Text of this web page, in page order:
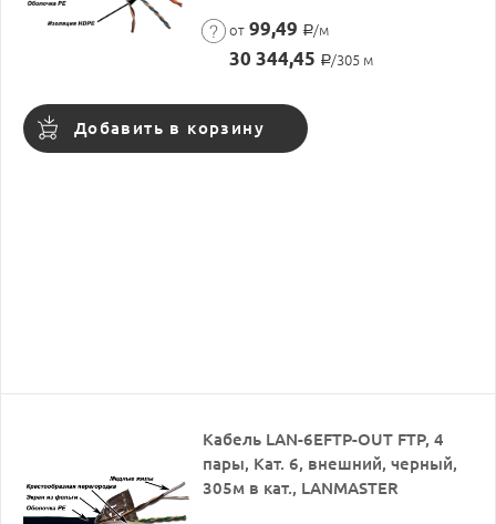
от 99,49 Р/м
30 344,45 Р/305 м
Добавить в корзину
Кабель LAN-6EFTP-OUT FTP, 4
пары, Кат. 6, внешний, черный,
305м в кат., LANMASTER